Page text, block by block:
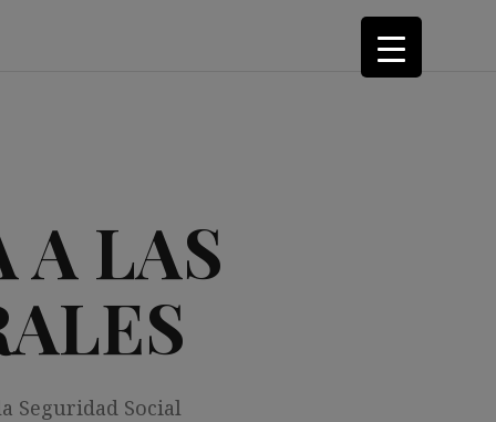
A LAS
Seguridad Social